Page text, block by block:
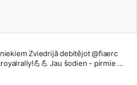
Zviedrijā debitējot @fiaerc
Jau šodien - pirmie 🎱